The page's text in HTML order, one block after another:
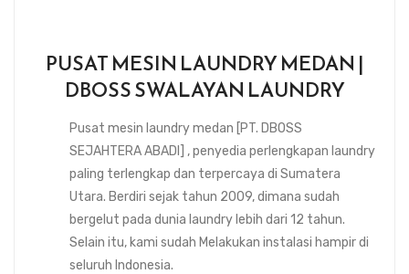
PUSAT MESIN LAUNDRY MEDAN |
DBOSS SWALAYAN LAUNDRY
Pusat mesin laundry medan [PT. DBOSS
SEJAHTERA ABADI] , penyedia perlengkapan laundry
paling terlengkap dan terpercaya di Sumatera
Utara. Berdiri sejak tahun 2009, dimana sudah
bergelut pada dunia laundry lebih dari 12 tahun.
Selain itu, kami sudah Melakukan instalasi hampir di
seluruh Indonesia.